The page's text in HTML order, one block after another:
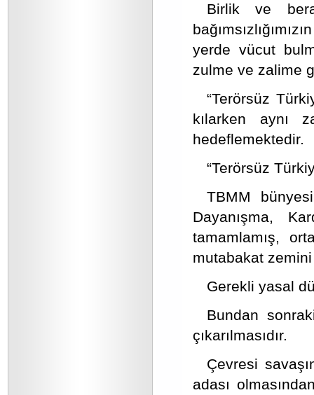
Birlik ve
yerde vücut
zulme ve zalime
“Terörsüz
kılarken aynı
hedeflemektedir.
“Terörsüz
TBMM
Dayanışma,
tamamlamış,
mutabakat zemini
Gerekli yasal
Bundan
çıkarılmasıdır.
Çevresi
adası